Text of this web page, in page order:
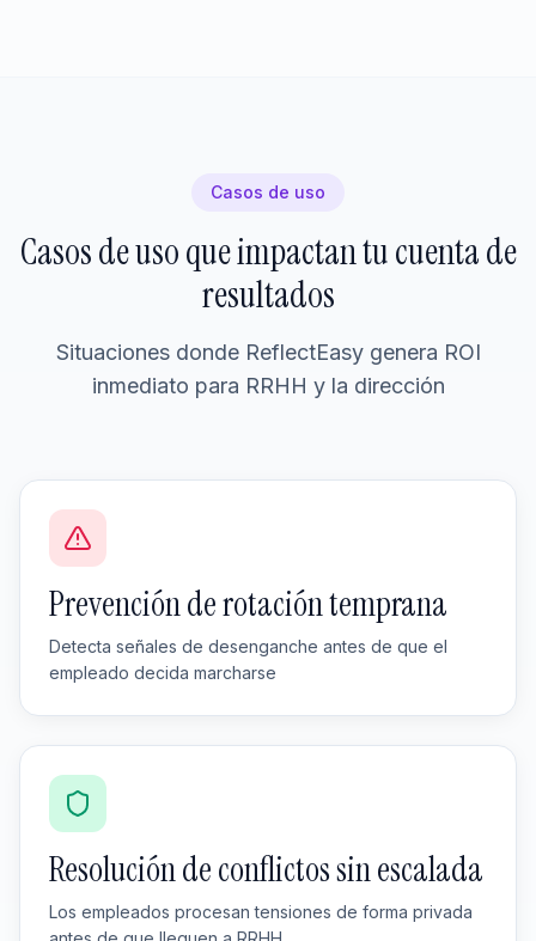
Casos de uso
Casos de uso que impactan tu cuenta de
resultados
Situaciones donde ReflectEasy genera ROI
inmediato para RRHH y la dirección
Prevención de rotación temprana
Detecta señales de desenganche antes de que el
empleado decida marcharse
Resolución de conflictos sin escalada
Los empleados procesan tensiones de forma privada